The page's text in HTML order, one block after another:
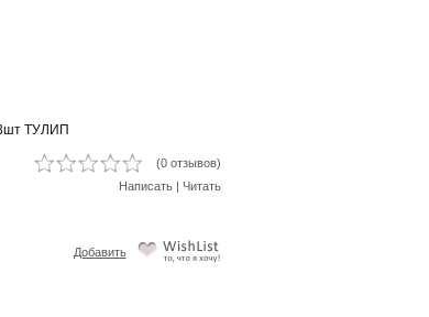
ТУЛИП
(0 отзывов)
Написать| Читать
Добавить